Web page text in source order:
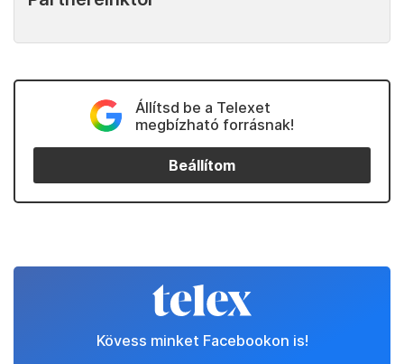
Állítsd be a Telexet
megbízható forrásnak!
Beállítom
Kövess minket Facebookon is!